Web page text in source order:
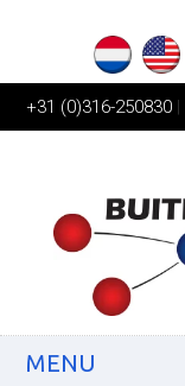
+31 (0)316-250830 |
MENU